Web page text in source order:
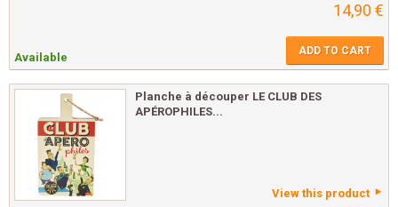
14,90 €
Available ADD TO CART
Planche à découper LE CLUB DES
APÉROPHILES...
View this product